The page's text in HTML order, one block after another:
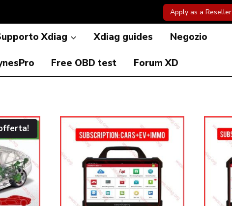
Apply as a Reseller
Xdiag Xdiag guides Negozio
Free OBD test Forum XD